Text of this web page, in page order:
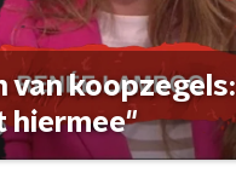
van
hiermee"